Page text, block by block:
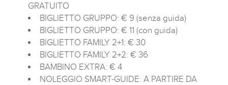
GRATUITO
BIGLIETTO GRUPPO: € 9 (senza guida)
BIGLIETTO GRUPPO: € 11 (con guida)
BIGLIETTO FAMILY 2+1: € 30
BIGLIETTO FAMILY 2+2: € 36
BAMBINO EXTRA: € 4
NOLEGGIO SMART-GUIDE: A PARTIRE DA